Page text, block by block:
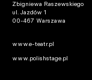
Zbigniewa Raszewskiego
ul. Jazdów 1
00-467 Warszawa
www.e-teatr.pl
www.polishstage.pl